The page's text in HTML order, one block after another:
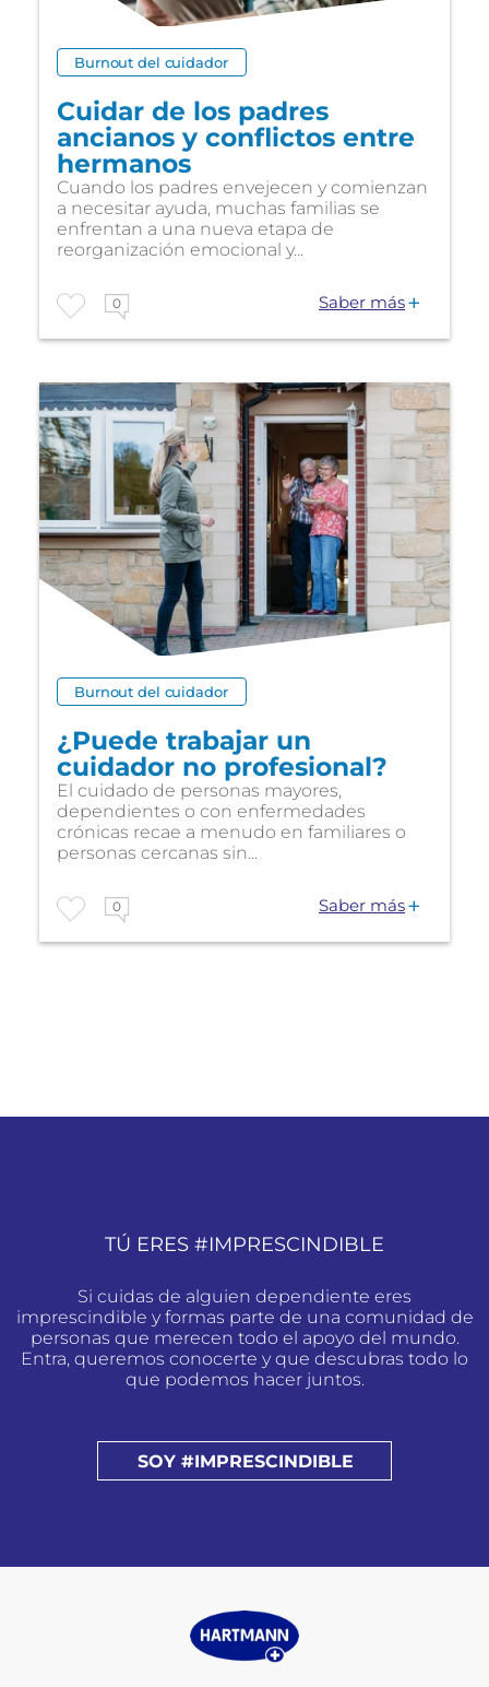
Burnout del cuidador
Cuidar de los padres
ancianos y conflictos entre
hermanos
Cuando los padres envejecen y comienzan
a necesitar ayuda, muchas familias se
enfrentan a una nueva etapa de
reorganización emocional y...
0 Saber más
Burnout del cuidador
¿Puede trabajar un
cuidador no profesional?
El cuidado de personas mayores,
dependientes o con enfermedades
crónicas recae a menudo en familiares o
personas cercanas sin...
0 Saber más
TÚ ERES #IMPRESCINDIBLE
Si cuidas de alguien dependiente eres
imprescindible y formas parte de una comunidad de
personas que merecen todo el apoyo del mundo.
Entra, queremos conocerte y que descubras todo lo
que podemos hacer juntos.
SOY #IMPRESCINDIBLE